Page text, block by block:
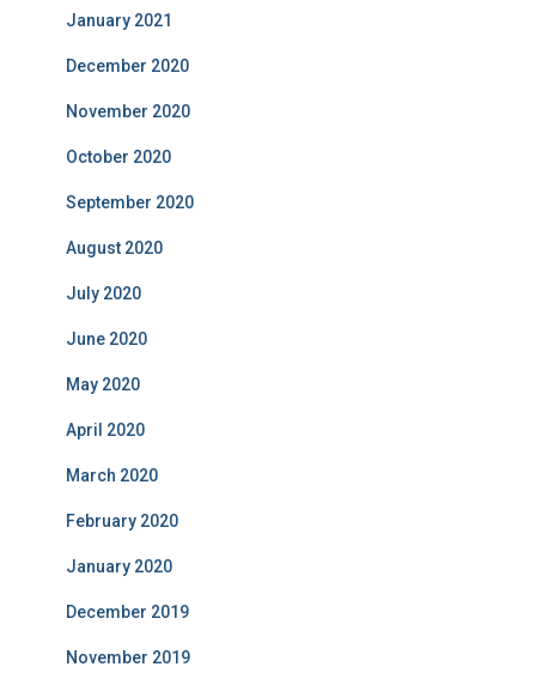
January 2021
December 2020
November 2020
October 2020
September 2020
August 2020
July 2020
June 2020
May 2020
April 2020
March 2020
February 2020
January 2020
December 2019
November 2019